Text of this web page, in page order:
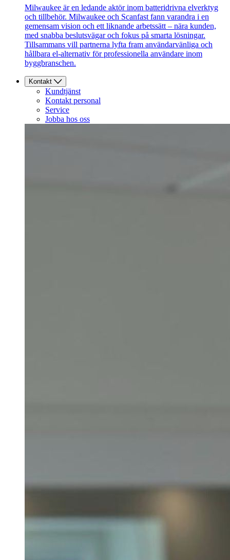
Milwaukee är en ledande aktör inom batteridrivna elverktyg
och tillbehör. Milwaukee och Scanfast fann varandra i en
gemensam vision och ett liknande arbetssätt – nära kunden,
med snabba beslutsvägar och fokus på smarta lösningar.
Tillsammans vill partnerna lyfta fram användarvänliga och
hållbara el-alternativ för professionella användare inom
byggbranschen.
Kontakt
Kundtjänst
Kontakt personal
Service
Jobba hos oss